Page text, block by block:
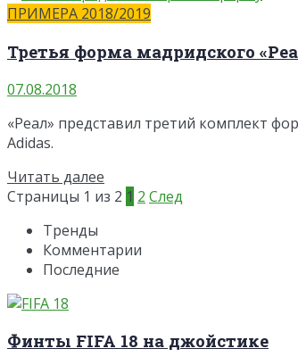
ПРИМЕРА 2018/2019
Третья форма мадридского
07.08.2018
«Реал» представил третий комплект
Adidas.
Читать далее
Страницы 1 из 2 1 2 След
Тренды
Комментарии
Последние
Финты FIFA 18 на джойстике